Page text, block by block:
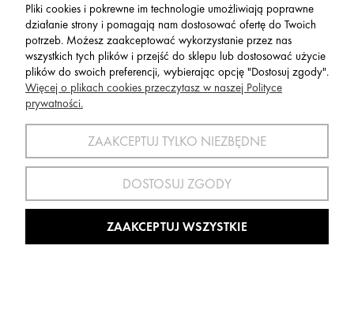
Pliki cookies i pokrewne im technologie umożliwiają poprawne
działanie strony i pomagają nam dostosować ofertę do Twoich
potrzeb. Możesz zaakceptować wykorzystanie przez nas
wszystkich tych plików i przejść do sklepu lub dostosować użycie
plików do swoich preferencji, wybierając opcję "Dostosuj zgody".
Więcej o plikach cookies przeczytasz w naszej Polityce
prywatności.
ZAAKCEPTUJ TYLKO NIEZBĘDNE
DOSTOSUJ ZGODY
ZAAKCEPTUJ WSZYSTKIE